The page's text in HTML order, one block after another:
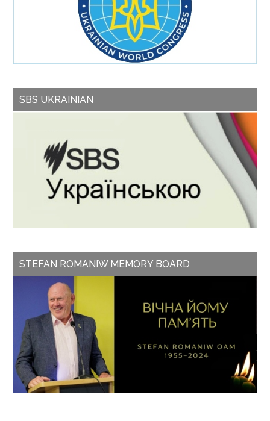
SBS UKRAINIAN
STEFAN ROMANIW MEMORY BOARD